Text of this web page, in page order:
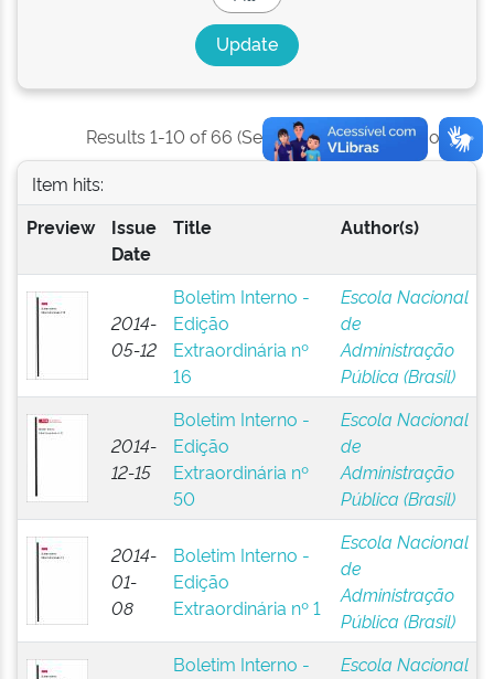
Results 1-10 of 66 (Search time: 0.004 seconds).
Item hits:
Preview
Issue
Date
Title Author(s)
2014-
05-12
Boletim Interno -
Edição
Extraordinária nº
16
Escola Nacional
de
Administração
Pública (Brasil)
2014-
12-15
Boletim Interno -
Edição
Extraordinária nº
50
Escola Nacional
de
Administração
Pública (Brasil)
2014-
01-
08
Boletim Interno -
Edição
Extraordinária nº 1
Escola Nacional
de
Administração
Pública (Brasil)
Boletim Interno -
Escola Nacional